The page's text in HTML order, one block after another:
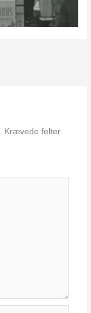
Krævede felter